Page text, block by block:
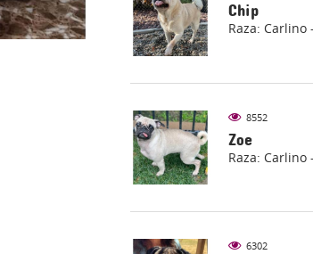
Chip
Raza: Carlino -
8552
Zoe
Raza: Carlino -
6302